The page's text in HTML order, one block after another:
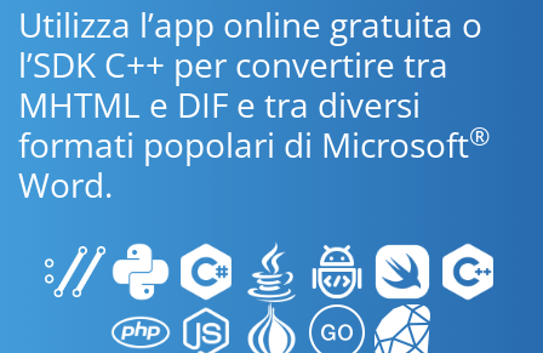
Utilizza l’app online gratuita o
l’SDK C++ per convertire tra
MHTML e DIF e tra diversi
formati popolari di Microsoft®
Word.